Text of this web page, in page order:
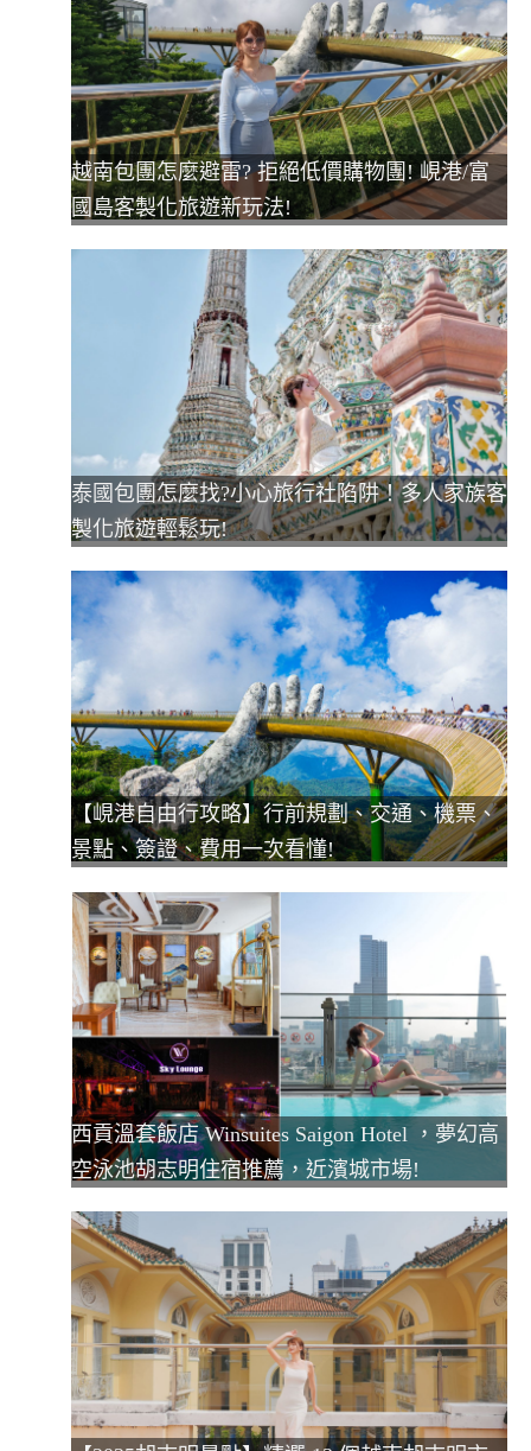
越南包團怎麼避雷? 拒絕低價購物團! 峴港/富
國島客製化旅遊新玩法!
泰國包團怎麼找?小心旅行社陷阱！多人家族客
製化旅遊輕鬆玩!
【峴港自由行攻略】行前規劃、交通、機票、
景點、簽證、費用一次看懂!
西貢溫套飯店 Winsuites Saigon Hotel ，夢幻高
空泳池胡志明住宿推薦，近濱城市場!